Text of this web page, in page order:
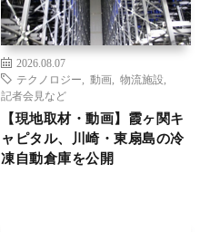
2026.08.07
テクノロジー
動画 物流施設
記者会見など
【現地取材・動画】霞ヶ関キ
ャピタル、川崎・東扇島の冷
凍自動倉庫を公開